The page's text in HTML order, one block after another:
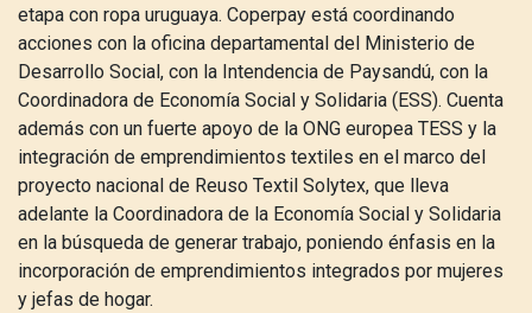
etapa con ropa uruguaya. Coperpay está coordinando
acciones con la oficina departamental del Ministerio de
Desarrollo Social, con la Intendencia de Paysandú, con la
Coordinadora de Economía Social y Solidaria (ESS). Cuenta
además con un fuerte apoyo de la ONG europea TESS y la
integración de emprendimientos textiles en el marco del
proyecto nacional de Reuso Textil Solytex, que lleva
adelante la Coordinadora de la Economía Social y Solidaria
en la búsqueda de generar trabajo, poniendo énfasis en la
incorporación de emprendimientos integrados por mujeres
y jefas de hogar.